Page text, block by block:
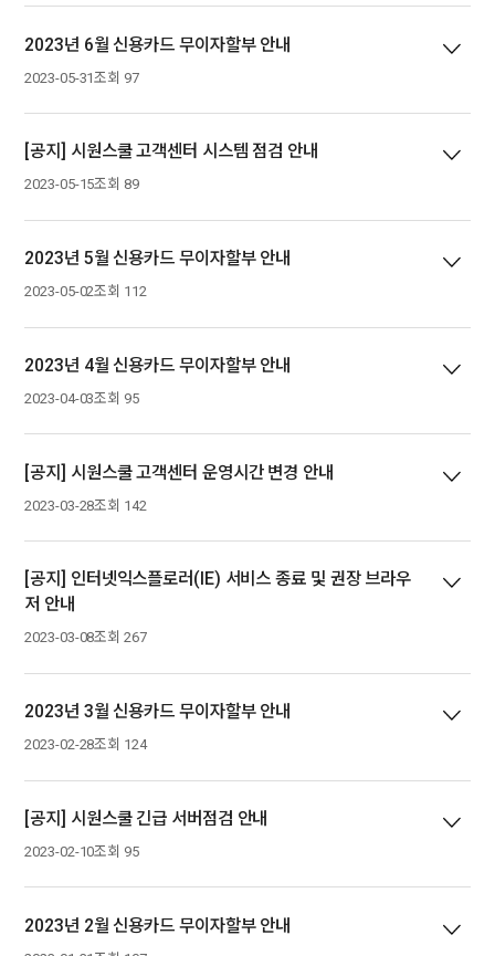
2023년 6월 신용카드 무이자할부 안내
2023-05-31조회 97
[공지] 시원스쿨 고객센터 시스템 점검 안내
2023-05-15조회 89
2023년 5월 신용카드 무이자할부 안내
2023-05-02조회 112
2023년 4월 신용카드 무이자할부 안내
2023-04-03조회 95
[공지] 시원스쿨 고객센터 운영시간 변경 안내
2023-03-28조회 142
[공지] 인터넷익스플로러(IE) 서비스 종료 및 권장 브라우
저 안내
2023-03-08조회 267
2023년 3월 신용카드 무이자할부 안내
2023-02-28조회 124
[공지] 시원스쿨 긴급 서버점검 안내
2023-02-10조회 95
2023년 2월 신용카드 무이자할부 안내